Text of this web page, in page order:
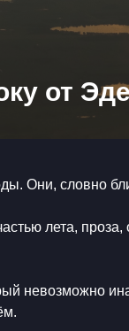
от
Они, словно
лета, проза,
невозможно